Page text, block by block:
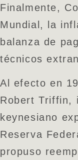
Finalmente,
Mundial, la
balanza de
técnicos
Al efecto en
Robert Triffin,
keynesiano
Reserva
propuso